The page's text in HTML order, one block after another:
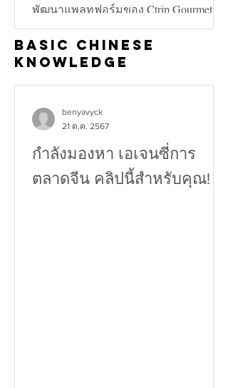
พัฒนาแพลทฟอร์มของ Ctrip Gourmet จะ
ช่วยเพิ่มทั้งในด้าน Value และ...
Basic Chinese
Knowledge
กำลังมองหา เอเจนซี่การ
ตลาดจีน คลิปนี้สำหรับคุณ!
benyavyck
21 ต.ค. 2567